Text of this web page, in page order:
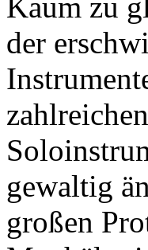
der
gewaltig
großen